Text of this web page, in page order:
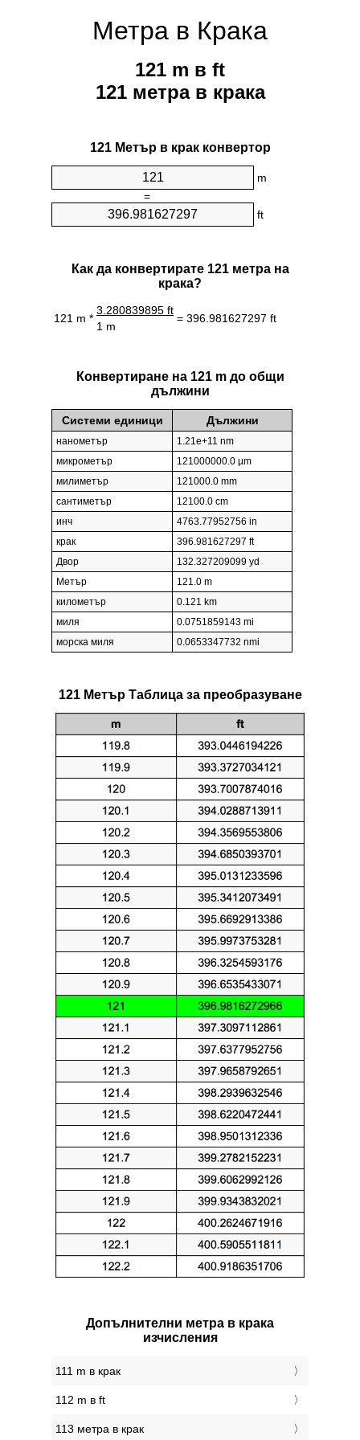
Метра в Крака
121 m в ft
121 метра в крака
121 Метър в крак конвертор
m
=
ft
Как да конвертирате 121 метра на
крака?
121 m *
3.280839895 ft
= 396.981627297 ft
1 m
Конвертиране на 121 m до общи
дължини
Системи единици Дължини
нанометър
1.21e+11 nm
микрометър
121000000.0 µm
милиметър
121000.0 mm
сантиметър
12100.0 cm
инч
4763.77952756 in
крак
396.981627297 ft
Двор
132.327209099 yd
Метър
121.0 m
километър
0.121 km
миля
0.0751859143 mi
морска миля
0.0653347732 nmi
121 Метър Таблица за преобразуване
Допълнителни метра в крака
изчисления
111 m в крак
112 m в ft
113 метра в крак